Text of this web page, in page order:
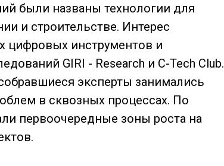
были названы технологии для
и строительстве. Интерес
цифровых инструментов и
GIRI - Research и C-Tech Club.
эксперты занимались
в сквозных процессах. По
первоочередные зоны роста на